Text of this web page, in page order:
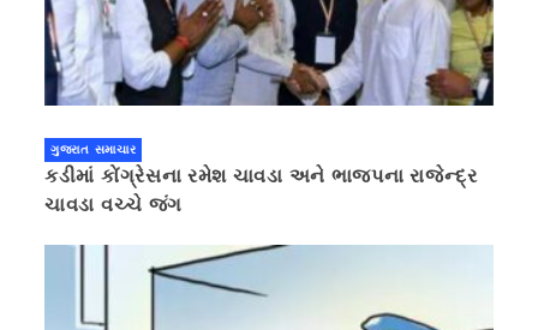
ગુજરાત સમાચાર
કડીમાં કોંગ્રેસના રમેશ ચાવડા અને ભાજપના રાજેન્દ્ર
ચાવડા વચ્ચે જંગ